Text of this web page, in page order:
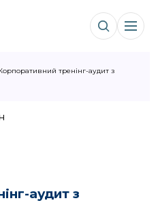
тренінг-аудит з
аудит з